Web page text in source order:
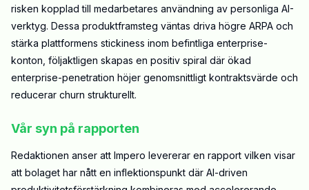
risken kopplad till medarbetares användning av personliga AI-
verktyg. Dessa produktframsteg väntas driva högre ARPA och
stärka plattformens stickiness inom befintliga enterprise-
konton, följaktligen skapas en positiv spiral där ökad
enterprise-penetration höjer genomsnittligt kontraktsvärde och
reducerar churn strukturellt.
Vår syn på rapporten
Redaktionen anser att Impero levererar en rapport vilken visar
att bolaget har nått en inflektionspunkt där AI-driven